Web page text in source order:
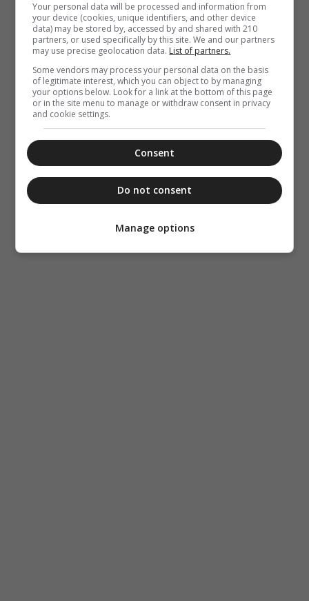
Your personal data will be processed and information from
your device (cookies, unique identifiers, and other device
data) may be stored by, accessed by and shared with 210
partners, or used specifically by this site. We and our partners
may use precise geolocation data. List of partners.
Some vendors may process your personal data on the basis
of legitimate interest, which you can object to by managing
your options below. Look for a link at the bottom of this page
or in the site menu to manage or withdraw consent in privacy
and cookie settings.
Consent
Do not consent
Manage options